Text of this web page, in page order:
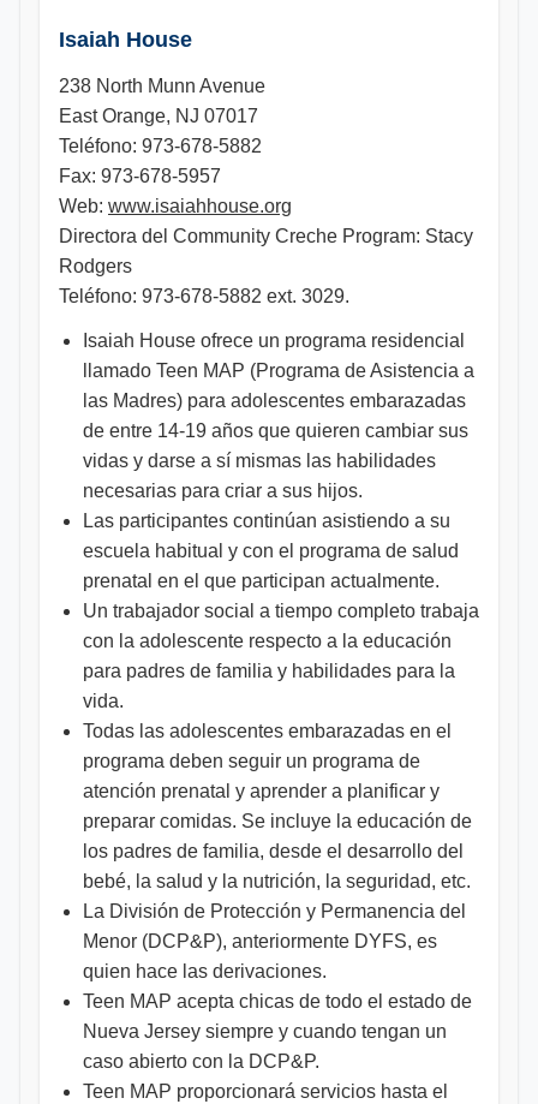
Isaiah House
238 North Munn Avenue
East Orange, NJ 07017
Teléfono: 973-678-5882
Fax: 973-678-5957
Web: www.isaiahhouse.org
Directora del Community Creche Program: Stacy
Rodgers
Teléfono: 973-678-5882 ext. 3029.
Isaiah House ofrece un programa residencial
llamado Teen MAP (Programa de Asistencia a
las Madres) para adolescentes embarazadas
de entre 14-19 años que quieren cambiar sus
vidas y darse a sí mismas las habilidades
necesarias para criar a sus hijos.
Las participantes continúan asistiendo a su
escuela habitual y con el programa de salud
prenatal en el que participan actualmente.
Un trabajador social a tiempo completo trabaja
con la adolescente respecto a la educación
para padres de familia y habilidades para la
vida.
Todas las adolescentes embarazadas en el
programa deben seguir un programa de
atención prenatal y aprender a planificar y
preparar comidas. Se incluye la educación de
los padres de familia, desde el desarrollo del
bebé, la salud y la nutrición, la seguridad, etc.
La División de Protección y Permanencia del
Menor (DCP&P), anteriormente DYFS, es
quien hace las derivaciones.
Teen MAP acepta chicas de todo el estado de
Nueva Jersey siempre y cuando tengan un
caso abierto con la DCP&P.
Teen MAP proporcionará servicios hasta el